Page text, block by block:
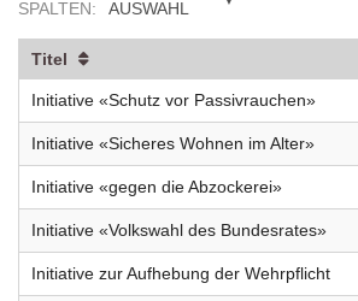
SPALTEN: AUSWAHL
Titel
Initiative «Schutz vor Passivrauchen»
Initiative «Sicheres Wohnen im Alter»
Initiative «gegen die Abzockerei»
Initiative «Volkswahl des Bundesrates»
Initiative zur Aufhebung der Wehrpflicht